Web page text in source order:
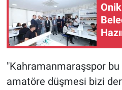
"Kahramanmaraşspor
amatöre düşmesi bizi